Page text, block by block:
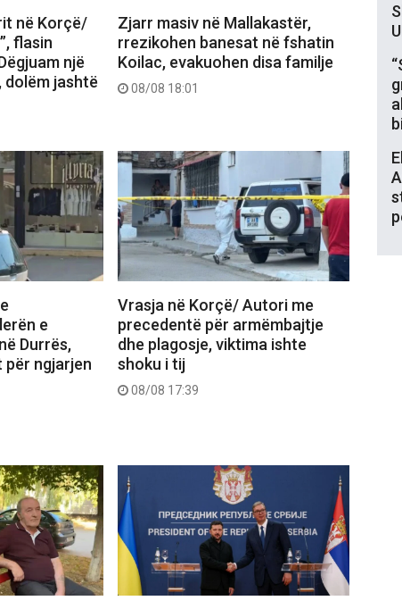
në Korçë/
flasin
një
dolëm jashtë
Zjarr masiv në Mallakastër,
rrezikohen banesat në fshatin
Koilac, evakuohen disa familje
08/08 18:01
e
Durrës,
për ngjarjen
Vrasja në Korçë/ Autori me
precedentë për armëmbajtje
dhe plagosje, viktima ishte
shoku i tij
08/08 17:39